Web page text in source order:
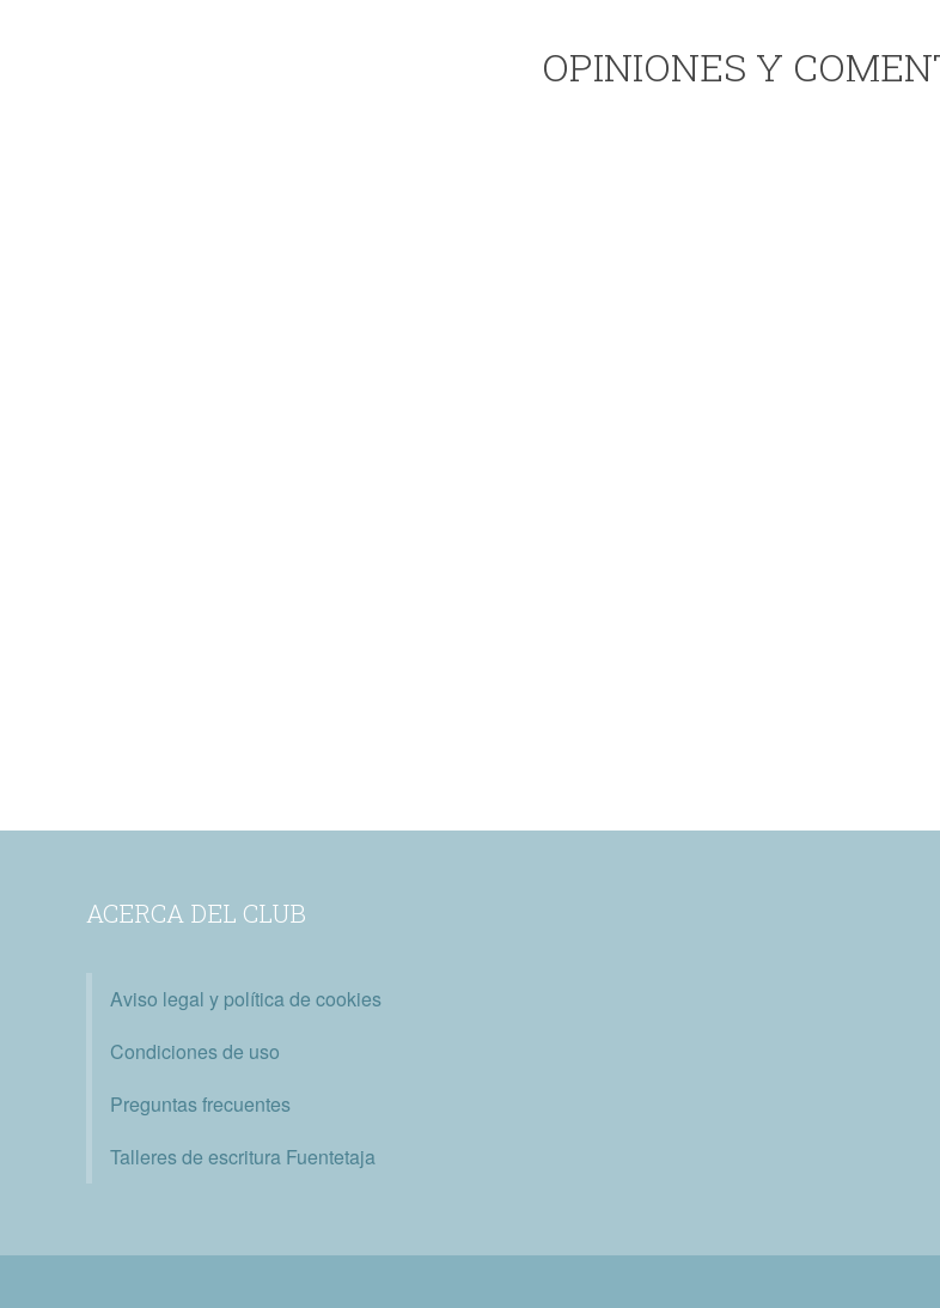
OPINIONES Y
ACERCA DEL CLUB
Aviso legal y política de cookies
Condiciones de uso
Preguntas frecuentes
Talleres de escritura Fuentetaja